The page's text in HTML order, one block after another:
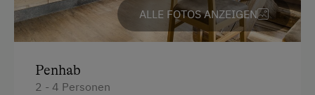
Mikrowelle
Eierkocher
ALLE FOTOS ANZEIGEN
Penhab
2 - 4 Personen